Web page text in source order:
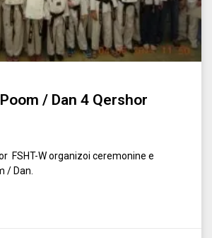
/ Dan 4 Qershor
FSHT-W organizoi ceremonine e
/ Dan.